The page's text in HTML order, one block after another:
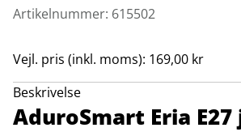
Artikelnummer: 615502
Vejl. pris (inkl. moms): 169,00 kr
Beskrivelse
AduroSmart Eria